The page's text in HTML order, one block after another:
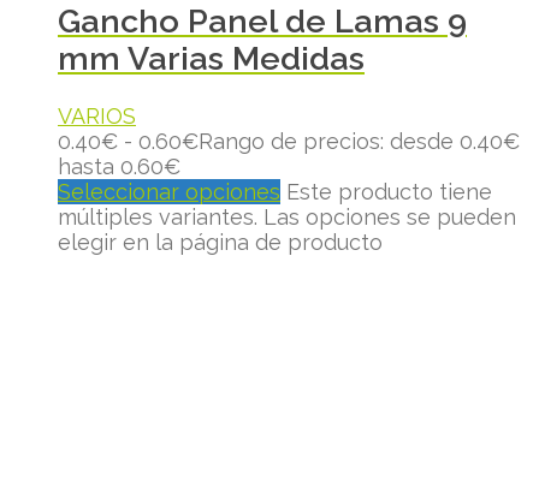
Gancho Panel de Lamas 9
mm Varias Medidas
VARIOS
0.40€ - 0.60€Rango de precios: desde 0.40€
hasta 0.60€
Seleccionar opciones Este producto tiene
múltiples variantes. Las opciones se pueden
elegir en la página de producto